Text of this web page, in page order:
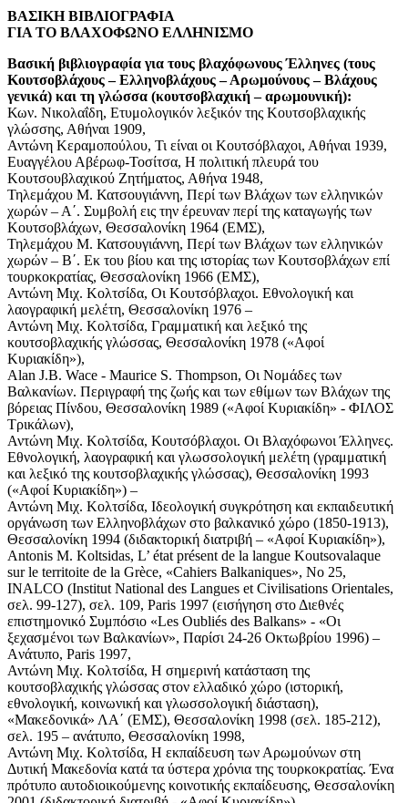
ΒΑΣΙΚΗ ΒΙΒΛΙΟΓΡΑΦΙΑ
ΓΙΑ ΤΟ ΒΛΑΧΟΦΩΝΟ ΕΛΛΗΝΙΣΜΟ
Βασική βιβλιογραφία για τους βλαχόφωνους Έλληνες (τους
Κουτσοβλάχους – Ελληνοβλάχους – Αρωμούνους – Βλάχους
γενικά) και τη γλώσσα (κουτσοβλαχική – αρωμουνική):
Κων. Νικολαΐδη, Ετυμολογικόν λεξικόν της Κουτσοβλαχικής
γλώσσης, Αθήναι 1909,
Αντώνη Κεραμοπούλου, Τι είναι οι Κουτσόβλαχοι, Αθήναι 1939,
Ευαγγέλου Αβέρωφ-Τοσίτσα, Η πολιτική πλευρά του
Κουτσουβλαχικού Ζητήματος, Αθήνα 1948,
Τηλεμάχου Μ. Κατσουγιάννη, Περί των Βλάχων των ελληνικών
χωρών – Α΄. Συμβολή εις την έρευναν περί της καταγωγής των
Κουτσοβλάχων, Θεσσαλονίκη 1964 (ΕΜΣ),
Τηλεμάχου Μ. Κατσουγιάννη, Περί των Βλάχων των ελληνικών
χωρών – Β΄. Εκ του βίου και της ιστορίας των Κουτσοβλάχων επί
τουρκοκρατίας, Θεσσαλονίκη 1966 (ΕΜΣ),
Αντώνη Μιχ. Κολτσίδα, Οι Κουτσόβλαχοι. Εθνολογική και
λαογραφική μελέτη, Θεσσαλονίκη 1976 –
Αντώνη Μιχ. Κολτσίδα, Γραμματική και λεξικό της
κουτσοβλαχικής γλώσσας, Θεσσαλονίκη 1978 («Αφοί
Κυριακίδη»),
Alan J.B. Wace - Maurice S. Thompson, Οι Νομάδες των
Βαλκανίων. Περιγραφή της ζωής και των εθίμων των Βλάχων της
βόρειας Πίνδου, Θεσσαλονίκη 1989 («Αφοί Κυριακίδη» - ΦΙΛΟΣ
Τρικάλων),
Αντώνη Μιχ. Κολτσίδα, Κουτσόβλαχοι. Οι Βλαχόφωνοι Έλληνες.
Εθνολογική, λαογραφική και γλωσσολογική μελέτη (γραμματική
και λεξικό της κουτσοβλαχικής γλώσσας), Θεσσαλονίκη 1993
(«Αφοί Κυριακίδη») –
Αντώνη Μιχ. Κολτσίδα, Ιδεολογική συγκρότηση και εκπαιδευτική
οργάνωση των Ελληνοβλάχων στο βαλκανικό χώρο (1850-1913),
Θεσσαλονίκη 1994 (διδακτορική διατριβή – «Αφοί Κυριακίδη»),
Antonis Μ. Koltsidas, L’ état présent de la langue Koutsovalaque
sur le territoite de la Grèce, «Cahiers Balkaniques», No 25,
INALCO (Institut National des Langues et Civilisations Orientales,
σελ. 99-127), σελ. 109, Paris 1997 (εισήγηση στο Διεθνές
επιστημονικό Συμπόσιο «Les Oubliés des Balkans» - «Oι
ξεχασμένοι των Βαλκανίων», Παρίσι 24-26 Οκτωβρίου 1996) –
Aνάτυπο, Paris 1997,
Αντώνη Μιχ. Κολτσίδα, Η σημερινή κατάσταση της
κουτσοβλαχικής γλώσσας στον ελλαδικό χώρο (ιστορική,
εθνολογική, κοινωνική και γλωσσολογική διάσταση),
«Μακεδονικά» ΛΑ΄ (ΕΜΣ), Θεσσαλονίκη 1998 (σελ. 185-212),
σελ. 195 – ανάτυπο, Θεσσαλονίκη 1998,
Αντώνη Μιχ. Κολτσίδα, Η εκπαίδευση των Αρωμούνων στη
Δυτική Μακεδονία κατά τα ύστερα χρόνια της τουρκοκρατίας. Ένα
πρότυπο αυτοδιοικούμενης κοινοτικής εκπαίδευσης, Θεσσαλονίκη